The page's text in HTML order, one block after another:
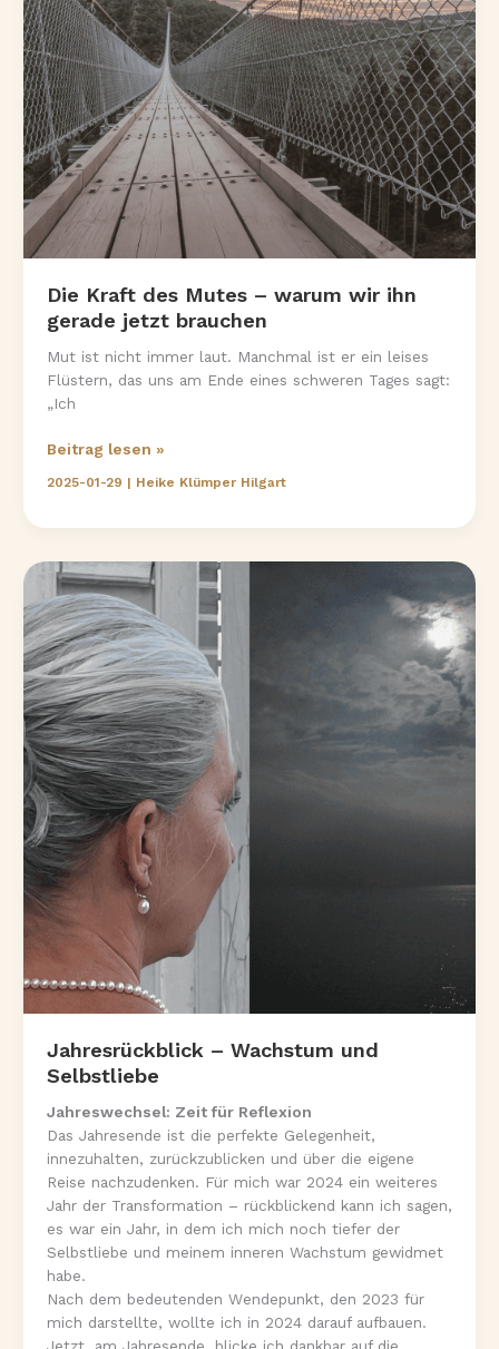
Die Kraft des Mutes – warum wir ihn
gerade jetzt brauchen
Mut ist nicht immer laut. Manchmal ist er ein leises
Flüstern, das uns am Ende eines schweren Tages sagt:
„Ich
Die
warum
wir
ihn
gerade
jetzt
brauchen
Beitrag lesen »
2025-01-29 | Heike Klümper Hilgart
Jahresrückblick – Wachstum und
Selbstliebe
Jahreswechsel: Zeit für Reflexion
Das Jahresende ist die perfekte Gelegenheit,
innezuhalten, zurückzublicken und über die eigene
Reise nachzudenken. Für mich war 2024 ein weiteres
Jahr der Transformation – rückblickend kann ich sagen,
es war ein Jahr, in dem ich mich noch tiefer der
Selbstliebe und meinem inneren Wachstum gewidmet
habe.
Nach dem bedeutenden Wendepunkt, den 2023 für
mich darstellte, wollte ich in 2024 darauf aufbauen.
Jetzt, am Jahresende, blicke ich dankbar auf die